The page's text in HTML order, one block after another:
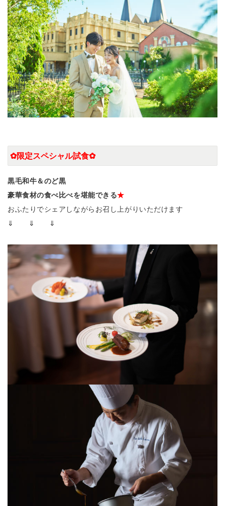
✿限定スペシャル試食✿
黒毛和牛＆のど黒
豪華食材の食べ比べを堪能できる★
おふたりでシェアしながらお召し上がりいただけます
⇓ ⇓ ⇓